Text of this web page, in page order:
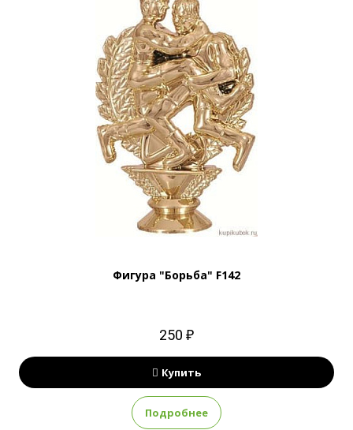
Фигура "Борьба" F142
250 ₽
Купить
Подробнее